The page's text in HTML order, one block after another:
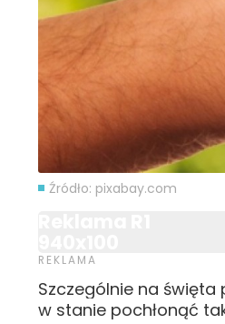
Źródło: pixabay.com
Szczególnie na
w stanie pochłonąć